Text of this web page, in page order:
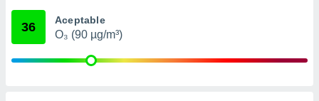
mediante
36 Aceptable
O₃ (90 µg/m³)